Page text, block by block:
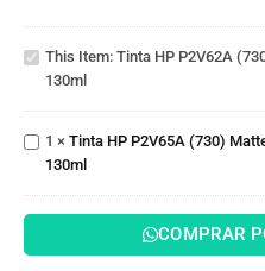
(730) Cian
DesignJet
T2600
This Item: Tinta HP P2V62A
130ml
Tinta HP
P2V65A
Matte
Black
DesignJet
130ml
1 × Tinta HP P2V65A (730)
130ml
COMPRAR